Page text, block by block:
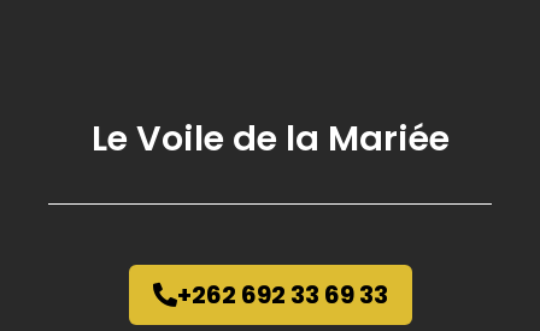
Le Voile de la Mariée
+262 692 33 69 33